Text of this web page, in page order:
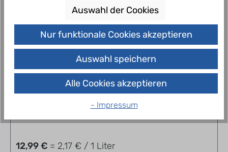
12,99 € = 2,17 € / 1 Liter
Auswahl der Cookies
Nur funktionale Cookies akzeptieren
Auswahl speichern
Alle Cookies akzeptieren
- Impressum